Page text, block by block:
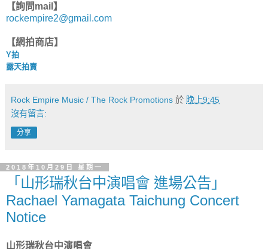
【詢問mail】
rockempire2@gmail.com
【網拍商店】
Y拍
露天拍賣
Rock Empire Music / The Rock Promotions 於 晚上9:45
沒有留言:
分享
2018年10月29日 星期一
「山形瑞秋台中演唱會 進場公告」
Rachael Yamagata Taichung Concert
Notice
山形瑞秋台中演唱會